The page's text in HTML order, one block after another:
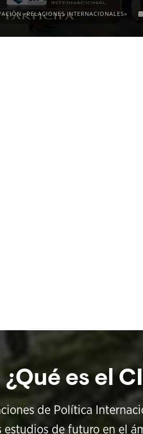
«RELACIONES INTERNACIONALES»
¿Qué es el
de Política
estudios de futuro en el